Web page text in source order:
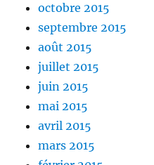
octobre 2015
septembre 2015
août 2015
juillet 2015
juin 2015
mai 2015
avril 2015
mars 2015